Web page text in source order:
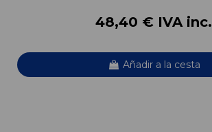
48,40 € IVA inc.
Añadir a la cesta